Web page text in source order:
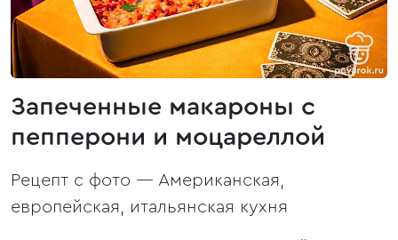
Запеченные макароны с
пепперони и моцареллой
Рецепт с фото — Американская,
европейская, итальянская кухня